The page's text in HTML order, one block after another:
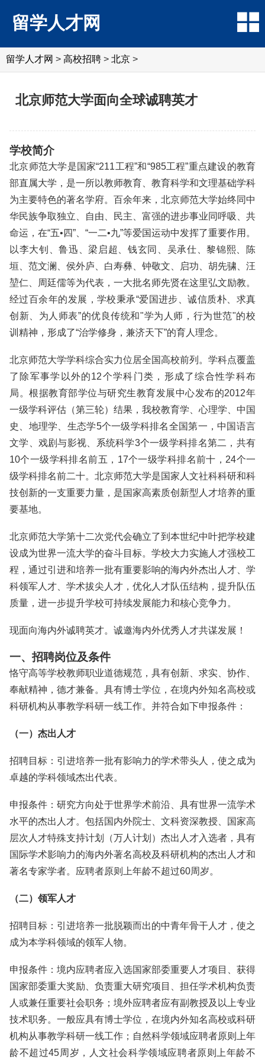
留学人才网
留学人才网 > 高校招聘 > 北京 >
北京师范大学面向全球诚聘英才
学校简介
北京师范大学是国家“211工程”和“985工程”重点建设的教育
部直属大学，是一所以教师教育、教育科学和文理基础学科
为主要特色的著名学府。百余年来，北京师范大学始终同中
华民族争取独立、自由、民主、富强的进步事业同呼吸、共
命运，在“五•四”、“一二•九”等爱国运动中发挥了重要作用。
以李大钊、鲁迅、梁启超、钱玄同、吴承仕、黎锦熙、陈
垣、范文澜、侯外庐、白寿彝、钟敬文、启功、胡先骕、汪
堃仁、周廷儒等为代表，一大批名师先贤在这里弘文励教。
经过百余年的发展，学校秉承“爱国进步、诚信质朴、求真
创新、为人师表”的优良传统和"学为人师，行为世范"的校
训精神，形成了“治学修身，兼济天下”的育人理念。
北京师范大学学科综合实力位居全国高校前列。学科点覆盖
了除军事学以外的12个学科门类，形成了综合性学科布
局。根据教育部学位与研究生教育发展中心发布的2012年
一级学科评估（第三轮）结果，我校教育学、心理学、中国
史、地理学、生态学5个一级学科排名全国第一，中国语言
文学、戏剧与影视、系统科学3个一级学科排名第二，共有
10个一级学科排名前五，17个一级学科排名前十，24个一
级学科排名前二十。北京师范大学是国家人文社科科研和科
技创新的一支重要力量，是国家高素质创新型人才培养的重
要基地。
北京师范大学第十二次党代会确立了到本世纪中叶把学校建
设成为世界一流大学的奋斗目标。学校大力实施人才强校工
程，通过引进和培养一批有重要影响的海内外杰出人才、学
科领军人才、学术拔尖人才，优化人才队伍结构，提升队伍
质量，进一步提升学校可持续发展能力和核心竞争力。
现面向海内外诚聘英才。诚邀海内外优秀人才共谋发展！
一、招聘岗位及条件
恪守高等学校教师职业道德规范，具有创新、求实、协作、
奉献精神，德才兼备。具有博士学位，在境内外知名高校或
科研机构从事教学科研一线工作。并符合如下申报条件：
（一）杰出人才
招聘目标：引进培养一批有影响力的学术带头人，使之成为
卓越的学科领域杰出代表。
申报条件：研究方向处于世界学术前沿、具有世界一流学术
水平的杰出人才。包括国内外院士、文科资深教授、国家高
层次人才特殊支持计划（万人计划）杰出人才入选者，具有
国际学术影响力的海内外著名高校及科研机构的杰出人才和
著名专家学者。应聘者原则上年龄不超过60周岁。
（二）领军人才
招聘目标：引进培养一批脱颖而出的中青年骨干人才，使之
成为本学科领域的领军人物。
申报条件：境内应聘者应入选国家部委重要人才项目、获得
国家部委重大奖励、负责重大研究项目、担任学术机构负责
人或兼任重要社会职务；境外应聘者应有副教授及以上专业
技术职务。一般应具有博士学位，在境内外知名高校或科研
机构从事教学科研一线工作；自然科学领域应聘者原则上年
龄不超过45周岁，人文社会科学领域应聘者原则上年龄不